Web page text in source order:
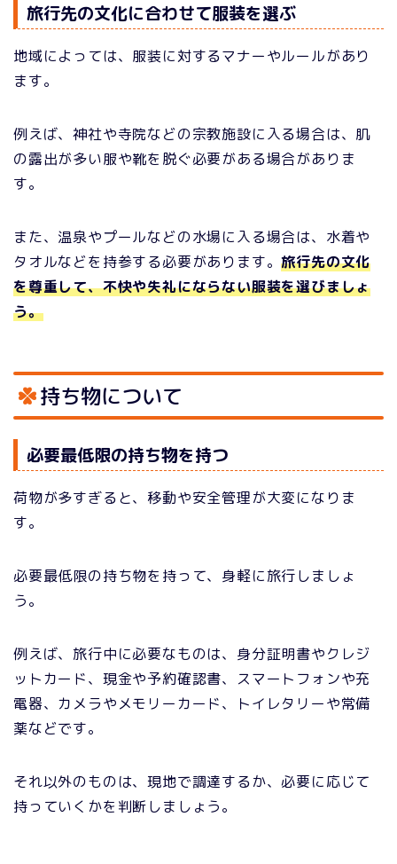
旅行先の文化に合わせて服装を選ぶ
地域によっては、服装に対するマナーやルールがあり
ます。
例えば、神社や寺院などの宗教施設に入る場合は、肌
の露出が多い服や靴を脱ぐ必要がある場合がありま
す。
また、温泉やプールなどの水場に入る場合は、水着や
タオルなどを持参する必要があります。旅行先の文化
を尊重して、不快や失礼にならない服装を選びましょ
う。
持ち物について
必要最低限の持ち物を持つ
荷物が多すぎると、移動や安全管理が大変になりま
す。
必要最低限の持ち物を持って、身軽に旅行しましょ
う。
例えば、旅行中に必要なものは、身分証明書やクレジ
ットカード、現金や予約確認書、スマートフォンや充
電器、カメラやメモリーカード、トイレタリーや常備
薬などです。
それ以外のものは、現地で調達するか、必要に応じて
持っていくかを判断しましょう。